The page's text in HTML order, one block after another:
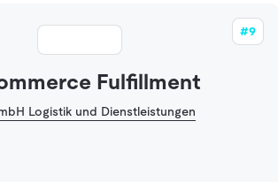
#9
Fulfillment
Logistik und Dienstleistungen